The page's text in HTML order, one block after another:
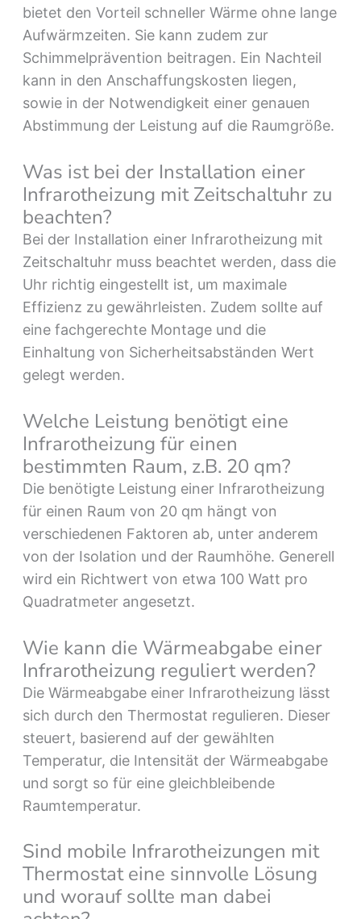
bietet den Vorteil schneller Wärme ohne lange
Aufwärmzeiten. Sie kann zudem zur
Schimmelprävention beitragen. Ein Nachteil
kann in den Anschaffungskosten liegen,
sowie in der Notwendigkeit einer genauen
Abstimmung der Leistung auf die Raumgröße.
Was ist bei der Installation einer
Infrarotheizung mit Zeitschaltuhr zu
beachten?
Bei der Installation einer Infrarotheizung mit
Zeitschaltuhr muss beachtet werden, dass die
Uhr richtig eingestellt ist, um maximale
Effizienz zu gewährleisten. Zudem sollte auf
eine fachgerechte Montage und die
Einhaltung von Sicherheitsabständen Wert
gelegt werden.
Welche Leistung benötigt eine
Infrarotheizung für einen
bestimmten Raum, z.B. 20 qm?
Die benötigte Leistung einer Infrarotheizung
für einen Raum von 20 qm hängt von
verschiedenen Faktoren ab, unter anderem
von der Isolation und der Raumhöhe. Generell
wird ein Richtwert von etwa 100 Watt pro
Quadratmeter angesetzt.
Wie kann die Wärmeabgabe einer
Infrarotheizung reguliert werden?
Die Wärmeabgabe einer Infrarotheizung lässt
sich durch den Thermostat regulieren. Dieser
steuert, basierend auf der gewählten
Temperatur, die Intensität der Wärmeabgabe
und sorgt so für eine gleichbleibende
Raumtemperatur.
Sind mobile Infrarotheizungen mit
Thermostat eine sinnvolle Lösung
und worauf sollte man dabei